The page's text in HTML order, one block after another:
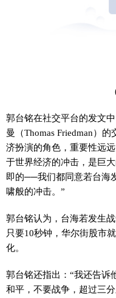
郭台铭在社交平台的发文
曼（Thomas Friedman）
济扮演的角色，重要性远
于世界经济的冲击，是巨
即的──我们都同意若台海
啸般的冲击。”
郭台铭认为，台海若发生
只要10秒钟，华尔街股市
化。
郭台铭还指出：“我还告诉
和平，不要战争，超过三